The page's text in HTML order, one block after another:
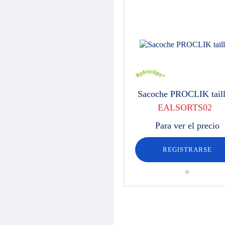
Sacoche PROCLIK
EALSORTS02
Para ver el precio
REGISTRARSE
o